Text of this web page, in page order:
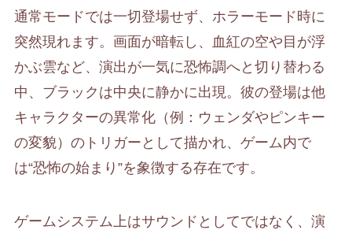
通常モードでは一切登場せず、ホラーモード時に
突然現れます。画面が暗転し、血紅の空や目が浮
かぶ雲など、演出が一気に恐怖調へと切り替わる
中、ブラックは中央に静かに出現。彼の登場は他
キャラクターの異常化（例：ウェンダやピンキー
の変貌）のトリガーとして描かれ、ゲーム内で
は“恐怖の始まり”を象徴する存在です。
ゲームシステム上はサウンドとしてではなく、演